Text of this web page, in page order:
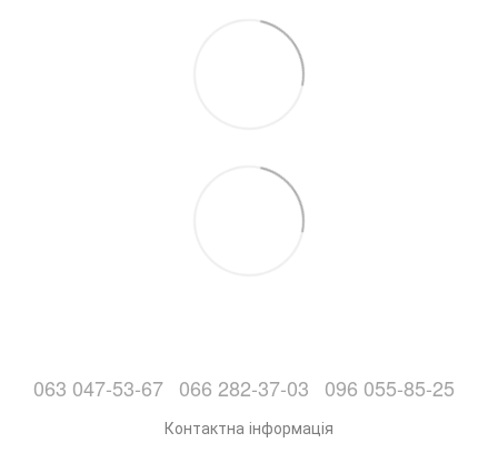
063 047-53-67 066 282-37-03 096 055-85-25
Контактна інформація